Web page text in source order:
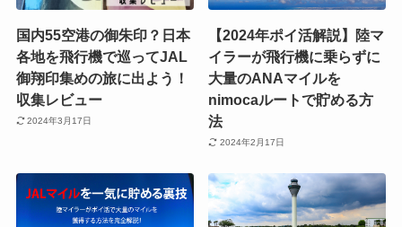
国内55空港の御朱印？日本
各地を飛行機で巡ってJAL
御翔印集めの旅に出よう！
収集レビュー
2024年3月17日
【2024年ポイ活解説】陸マ
イラーが飛行機に乗らずに
大量のANAマイルを
nimocaルートで貯める方
法
2024年2月17日